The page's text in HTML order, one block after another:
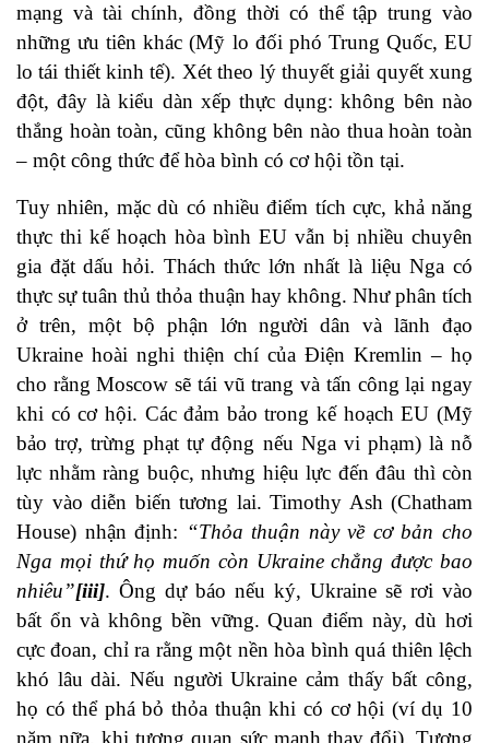
mạng và tài chính, đồng thời có thể tập trung vào
những ưu tiên khác (Mỹ lo đối phó Trung Quốc, EU
lo tái thiết kinh tế). Xét theo lý thuyết giải quyết xung
đột, đây là kiểu dàn xếp thực dụng: không bên nào
thắng hoàn toàn, cũng không bên nào thua hoàn toàn
– một công thức để hòa bình có cơ hội tồn tại.
Tuy nhiên, mặc dù có nhiều điểm tích cực, khả năng
thực thi kế hoạch hòa bình EU vẫn bị nhiều chuyên
gia đặt dấu hỏi. Thách thức lớn nhất là liệu Nga có
thực sự tuân thủ thỏa thuận hay không. Như phân tích
ở trên, một bộ phận lớn người dân và lãnh đạo
Ukraine hoài nghi thiện chí của Điện Kremlin – họ
cho rằng Moscow sẽ tái vũ trang và tấn công lại ngay
khi có cơ hội. Các đảm bảo trong kế hoạch EU (Mỹ
bảo trợ, trừng phạt tự động nếu Nga vi phạm) là nỗ
lực nhằm ràng buộc, nhưng hiệu lực đến đâu thì còn
tùy vào diễn biến tương lai. Timothy Ash (Chatham
House) nhận định: “Thỏa thuận này về cơ bản cho
Nga mọi thứ họ muốn còn Ukraine chẳng được bao
nhiêu”[iii]. Ông dự báo nếu ký, Ukraine sẽ rơi vào
bất ổn và không bền vững. Quan điểm này, dù hơi
cực đoan, chỉ ra rằng một nền hòa bình quá thiên lệch
khó lâu dài. Nếu người Ukraine cảm thấy bất công,
họ có thể phá bỏ thỏa thuận khi có cơ hội (ví dụ 10